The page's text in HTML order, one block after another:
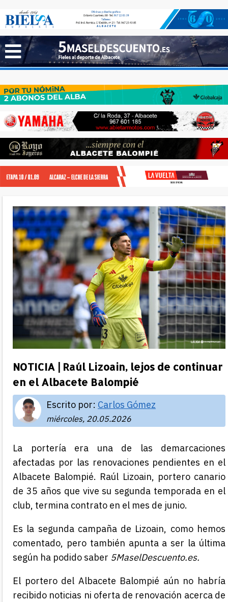
NOTICIA | Raúl Lizoain, lejos de continuar
en el Albacete Balompié
Escrito por: Carlos Gómez
miércoles, 20.05.2026
La portería era una de las demarcaciones
afectadas por las renovaciones pendientes en el
Albacete Balompié. Raúl Lizoain, portero canario
de 35 años que vive su segunda temporada en el
club, termina contrato en el mes de junio.
Es la segunda campaña de Lizoain, como hemos
comentado, pero también apunta a ser la última
según ha podido saber 5MaselDescuento.es.
El portero del Albacete Balompié aún no habría
recibido noticias ni oferta de renovación acerca de